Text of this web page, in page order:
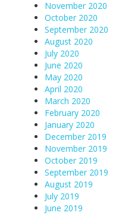
November 2020
October 2020
September 2020
August 2020
July 2020
June 2020
May 2020
April 2020
March 2020
February 2020
January 2020
December 2019
November 2019
October 2019
September 2019
August 2019
July 2019
June 2019